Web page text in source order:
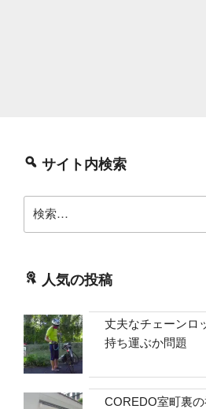
サイト内検索
索:
人気の投稿
丈夫なチェーンロ
持ち運ぶか問題
COREDO室町裏